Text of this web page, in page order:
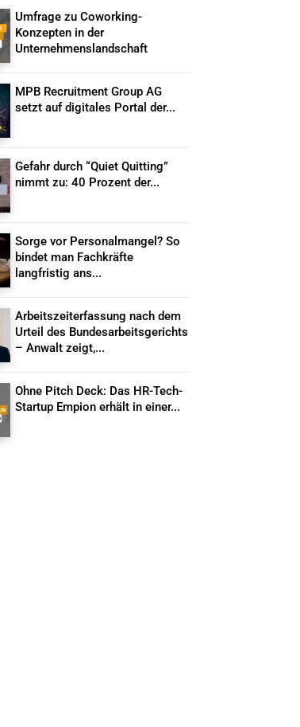
Umfrage zu Coworking-
Konzepten in der
Unternehmenslandschaft
MPB Recruitment Group AG
setzt auf digitales Portal der...
Gefahr durch “Quiet Quitting”
nimmt zu: 40 Prozent der...
Sorge vor Personalmangel? So
bindet man Fachkräfte
langfristig ans...
Arbeitszeiterfassung nach dem
Urteil des Bundesarbeitsgerichts
– Anwalt zeigt,...
Ohne Pitch Deck: Das HR-Tech-
Startup Empion erhält in einer...